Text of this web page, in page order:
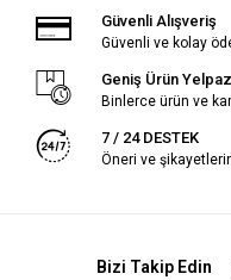
Güvenli Alışveriş
Güvenli ve kolay
Geniş Ürün
Binlerce ürün ve
7 / 24 DESTEK
Öneri ve
Bizi Takip Edin